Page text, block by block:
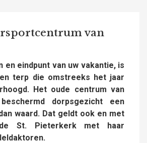
van
en eindpunt van uw vakantie, is
terp die omstreeks het jaar
Het oude centrum van
dorpsgezicht een
waard. Dat geldt ook en met
St. Pieterkerk met haar